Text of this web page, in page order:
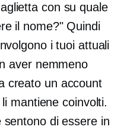
con su quale
il nome?" Quindi
i tuoi attuali
aver nemmeno
creato un account
mantiene coinvolti.
di essere in